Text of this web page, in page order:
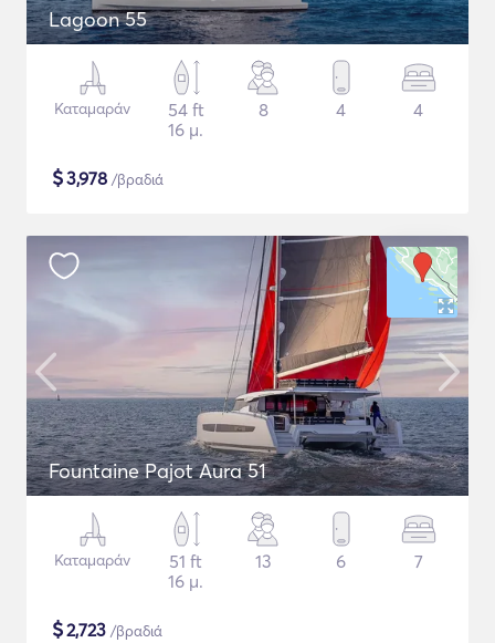
Lagoon 55
Καταμαράν
54 ft
16 μ.
8 4 4
$3,978 /βραδιά
Fountaine Pajot Aura 51
Καταμαράν
51 ft
16 μ.
13 6 7
$2,723 /βραδιά